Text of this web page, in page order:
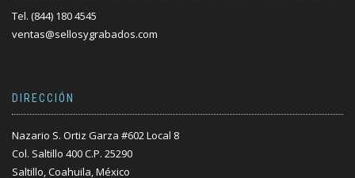
Tel. (844) 180 4545
ventas@sellosygrabados.com
DIRECCIÓN
Nazario S. Ortiz Garza #602 Local 8
Col. Saltillo 400 C.P. 25290
Saltillo, Coahuila, México